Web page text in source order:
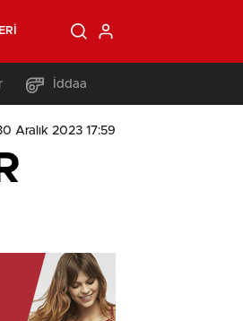
İddaa
Aralık 2023 17:59